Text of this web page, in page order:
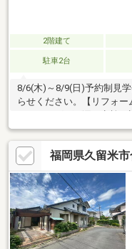
2階建て
駐車2台
8/6(木)～8/9(日)予約制見
らせください。【リフォ
リーニング、雨漏り点検
根塗装、植栽剪定、庭木
ニットバス交換、トイレ
室内ドア（一部）交換、床
の他設備インターホン設
すすめポイント】・雨漏
給排水管の故障や漏水につ
福岡県久留米